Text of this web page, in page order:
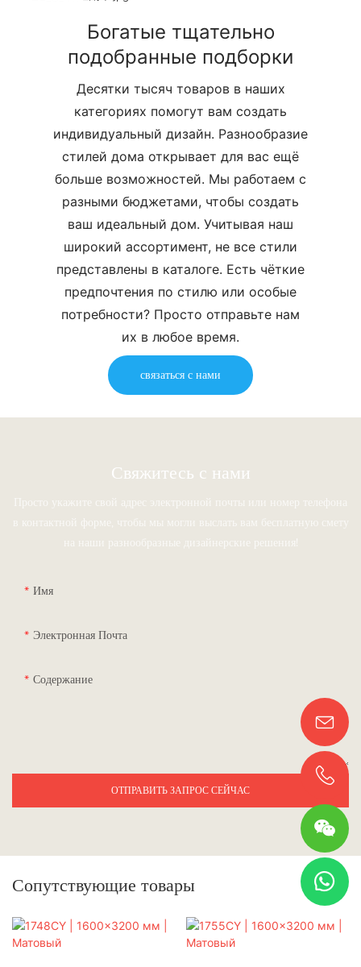
Богатые тщательно
подобранные подборки
Десятки тысяч товаров в наших
категориях помогут вам создать
индивидуальный дизайн. Разнообразие
стилей дома открывает для вас ещё
больше возможностей. Мы работаем с
разными бюджетами, чтобы создать
ваш идеальный дом. Учитывая наш
широкий ассортимент, не все стили
представлены в каталоге. Есть чёткие
предпочтения по стилю или особые
потребности? Просто отправьте нам
их в любое время.
связаться с нами
Свяжитесь с нами
Просто укажите свой адрес электронной почты или номер телефона
в контактной форме, чтобы мы могли выслать вам бесплатную смету
на наши разнообразные дизайнерские решения!
Имя
Электронная Почта
Содержание
ОТПРАВИТЬ ЗАПРОС СЕЙЧАС
Сопутствующие товары